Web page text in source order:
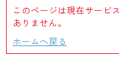
このページは現在サービ
ありません。
ホームへ戻る